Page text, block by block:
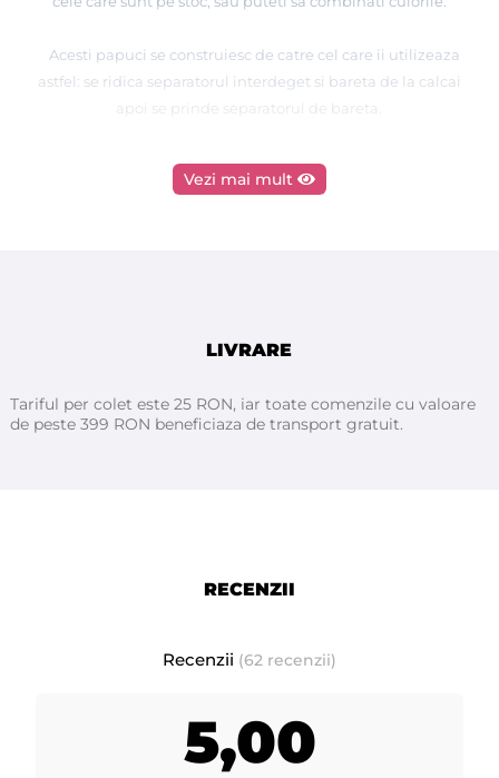
Acesti papuci se construiesc de catre cel care ii utilizeaza
astfel: se ridica separatorul interdeget si bareta de la calcai
apoi se prinde separatorul de bareta.
Pentru protectie de praf si pentru a evita stricarea pedichiurii
proaspat realizate.
Vezi mai mult
LIVRARE
Tariful per colet este 25 RON, iar toate comenzile cu valoare
de peste 399 RON beneficiaza de transport gratuit.
RECENZII
Recenzii (62 recenzii)
5,00